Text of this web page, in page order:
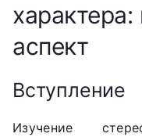
аспект
Вступление
Изучение